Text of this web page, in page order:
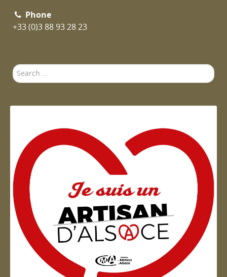
Phone
+33 (0)3 88 93 28 23
Search
...